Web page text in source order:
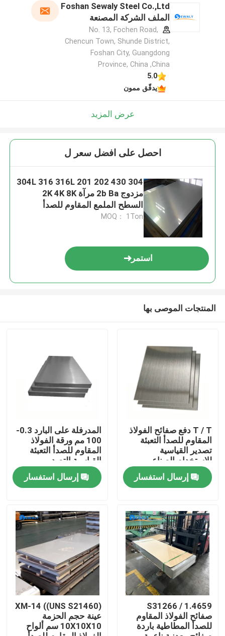
منزل
المنتجات
أشرطة فيديو
حول بنا
جولة في المعمل
اتصل بنا
أخبار
جميع القضايا
طلب اقتباس
Foshan Sewaly Steel Co.,Ltd
الملف الشركة المصنعة
No. 13, Fochen Road,
Chencun Town, Shunde District,
Foshan City, Guangdong
Province, China ,China
5.0
يدقّق ممون
عرض المزيد
احصل على افضل سعر ل
304 304L 316 316L 201 202 430
مزدوج 2b Ba مرآة 2K 4K 8K
السطح الملمع المقاوم للصدأ
المقاوم للصدأ Ss 4X8FT
MOQ： 1Ton
استمر
المنتجات الموصى بها
T / T دفع صفائح الفولاذ
المقاوم للصدأ التعبئة
تصدير القياسية
للاستخدام الصناعي
إرسال استفسار
المدرفلة على البارد 0.3-
100 مم ورقة الفولاذ
المقاوم للصدأ التعبئة
القياسية التصدير
إرسال استفسار
S31266 / 1.4659
صفائح الفولاذ المقاوم
للصدأ المطاطية باردة
XM-14 ((UNS S21460)
عينة حجم الحزمة
10X10X10 سم ألواح